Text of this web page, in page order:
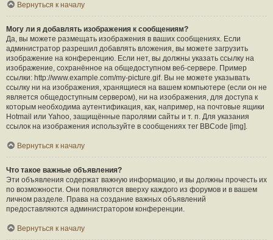
Вернуться к началу
Могу ли я добавлять изображения к сообщениям?
Да, вы можете размещать изображения в ваших сообщениях. Если
администратор разрешил добавлять вложения, вы можете загрузить
изображение на конференцию. Если нет, вы должны указать ссылку на
изображение, сохранённое на общедоступном веб-сервере. Пример
ссылки: http://www.example.com/my-picture.gif. Вы не можете указывать
ссылку ни на изображения, хранящиеся на вашем компьютере (если он не
является общедоступным сервером), ни на изображения, для доступа к
которым необходима аутентификация, как, например, на почтовые ящики
Hotmail или Yahoo, защищённые паролями сайты и т. п. Для указания
ссылок на изображения используйте в сообщениях тег BBCode [img].
Вернуться к началу
Что такое важные объявления?
Эти объявления содержат важную информацию, и вы должны прочесть их
по возможности. Они появляются вверху каждого из форумов и в вашем
личном разделе. Права на создание важных объявлений
предоставляются администратором конференции.
Вернуться к началу